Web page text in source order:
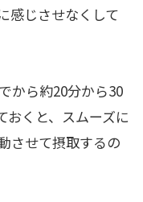
感じさせなくして
から約20分から30
おくと、スムーズに
させて摂取するの